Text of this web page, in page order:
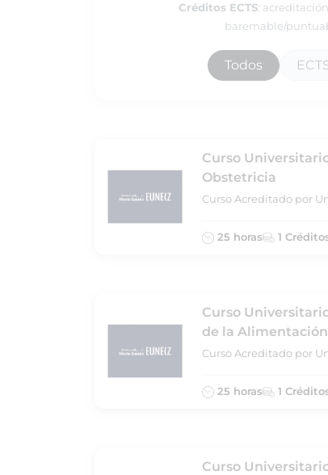
Créditos ECTS:
baremable/
Todos
Curso
Obstetricia
Curso Acreditado por
25 horas 1
Curso
de la Alimentación
Curso Acreditado por
25 horas 1
Curso